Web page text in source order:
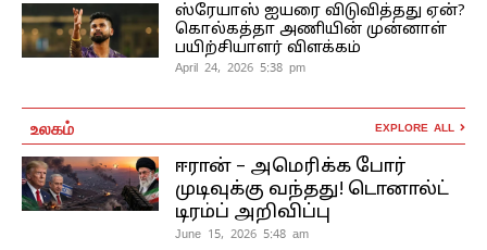
ஸ்ரேயாஸ் ஐயரை விடுவித்தது ஏன்?
கொல்கத்தா அணியின் முன்னாள்
பயிற்சியாளர் விளக்கம்
April 24, 2026 5:38 pm
உலகம் EXPLORE ALL
ஈரான் – அமெரிக்க போர்
முடிவுக்கு வந்தது! டொனால்ட்
டிரம்ப் அறிவிப்பு
June 15, 2026 5:48 am